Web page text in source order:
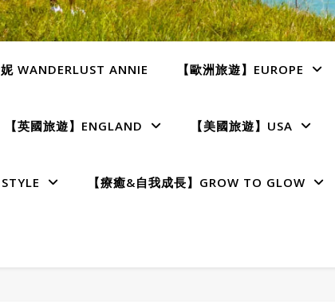
WANDERLUST ANNIE 【歐洲旅遊】EUROPE
【英國旅遊】ENGLAND 【美國旅遊】USA
【療癒&自我成長】GROW TO GLOW